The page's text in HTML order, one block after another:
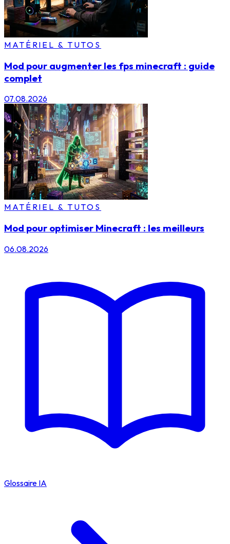
MATÉRIEL & TUTOS
Mod pour augmenter les fps minecraft : guide
complet
07.08.2026
MATÉRIEL & TUTOS
Mod pour optimiser Minecraft : les meilleurs
06.08.2026
Glossaire IA